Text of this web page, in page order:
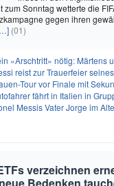
zum Sonntag wetterte die
gegen ihren
(01)
«Arschtritt» nötig: Märtens und die
reist zur Trauerfeier seines
Tour vor Finale mit
fährt in Italien in
Messis Vater Jorge im Alter von
verzeichnen